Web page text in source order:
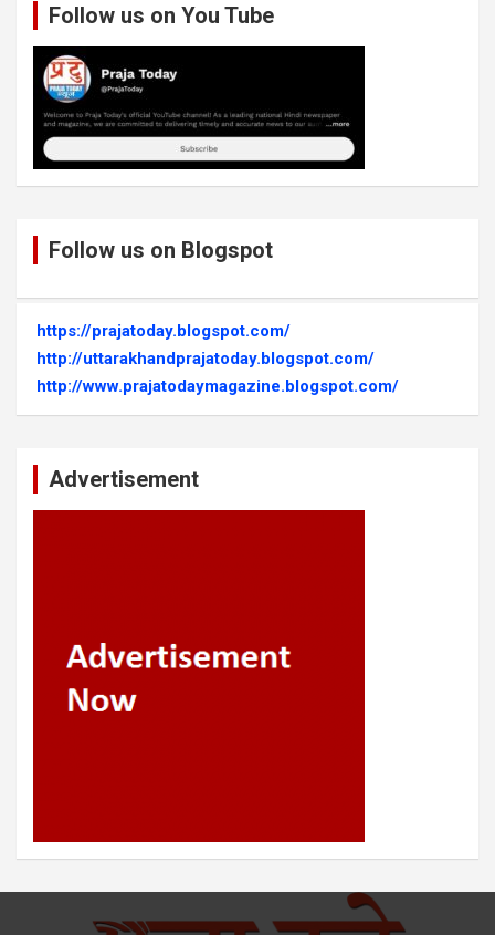
Follow us on You Tube
Follow us on Blogspot
https://prajatoday.blogspot.com/
http://uttarakhandprajatoday.blogspot.com/
http://www.prajatodaymagazine.blogspot.com/
Advertisement